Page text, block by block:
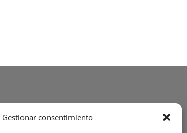
Gestionar consentimiento